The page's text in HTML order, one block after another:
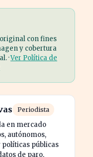
con fines
y cobertura
·Ver Política de
Periodista
en mercado
autónomos,
políticas públicas
de paro,